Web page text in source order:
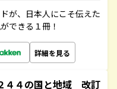
が、日本人にこそ伝えた
できる１冊！
詳細を見る
４４の国と地域 改訂